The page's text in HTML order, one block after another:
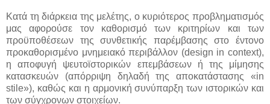
Κατά τη διάρκεια της μελέτης, ο κυριότερος προβληματισμός
μας αφορούσε τον καθορισμό των κριτηρίων και των
προϋποθέσεων της συνθετικής παρέμβασης στο έντονο
προκαθορισμένο μνημειακό περιβάλλον (design in context),
η αποφυγή ψευτοϊστορικών επεμβάσεων ή της μίμησης
κατασκευών (απόρριψη δηλαδή της αποκατάστασης «in
stile»), καθώς και η αρμονική συνύπαρξη των ιστορικών και
των σύγχρονων στοιχείων.